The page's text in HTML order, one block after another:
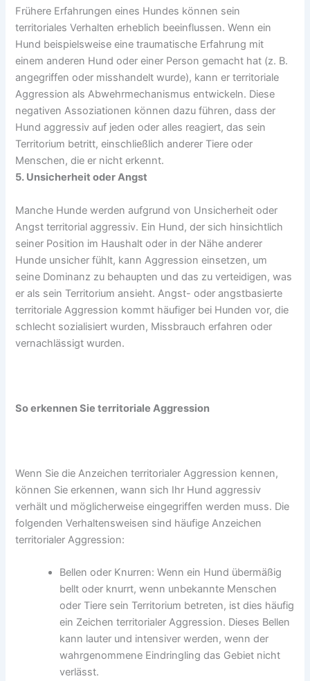
Frühere Erfahrungen eines Hundes können sein
territoriales Verhalten erheblich beeinflussen. Wenn ein
Hund beispielsweise eine traumatische Erfahrung mit
einem anderen Hund oder einer Person gemacht hat (z. B.
angegriffen oder misshandelt wurde), kann er territoriale
Aggression als Abwehrmechanismus entwickeln. Diese
negativen Assoziationen können dazu führen, dass der
Hund aggressiv auf jeden oder alles reagiert, das sein
Territorium betritt, einschließlich anderer Tiere oder
Menschen, die er nicht erkennt.
5. Unsicherheit oder Angst
Manche Hunde werden aufgrund von Unsicherheit oder
Angst territorial aggressiv. Ein Hund, der sich hinsichtlich
seiner Position im Haushalt oder in der Nähe anderer
Hunde unsicher fühlt, kann Aggression einsetzen, um
seine Dominanz zu behaupten und das zu verteidigen, was
er als sein Territorium ansieht. Angst- oder angstbasierte
territoriale Aggression kommt häufiger bei Hunden vor, die
schlecht sozialisiert wurden, Missbrauch erfahren oder
vernachlässigt wurden.
So erkennen Sie territoriale Aggression
Wenn Sie die Anzeichen territorialer Aggression kennen,
können Sie erkennen, wann sich Ihr Hund aggressiv
verhält und möglicherweise eingegriffen werden muss. Die
folgenden Verhaltensweisen sind häufige Anzeichen
territorialer Aggression:
Bellen oder Knurren: Wenn ein Hund übermäßig
bellt oder knurrt, wenn unbekannte Menschen
oder Tiere sein Territorium betreten, ist dies häufig
ein Zeichen territorialer Aggression. Dieses Bellen
kann lauter und intensiver werden, wenn der
wahrgenommene Eindringling das Gebiet nicht
verlässt.